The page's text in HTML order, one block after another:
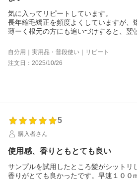
気に入ってリピートしています。
長年縮毛矯正を頻度よくしていますが、
薄ーく根元の方にも追いづけすると、翌
毛先の傷みまでは改善に程遠い(矯正がな
ですが、このオイルはしっとりしすぎず
程よく保湿される感じが気に入っていま
市販のヘアオイルが苦手な方にも良い
自分用｜実用品・普段使い｜リピート
注文日：2025/10/26
5
購入者さん
使用感、香りともとても良い
サンプルを試用したところ髪がシットリ
香りがとても良かったです。早速１００